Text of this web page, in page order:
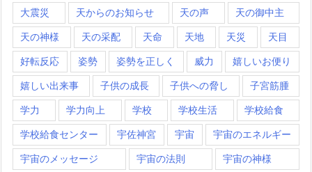
大震災 天からのお知らせ 天の声 天の御中主
天の神様 天の采配 天命 天地 天災 天目
好転反応 姿勢 姿勢を正しく 威力 嬉しいお便り
嬉しい出来事 子供の成長 子供への脅し 子宮筋腫
学力 学力向上 学校 学校生活 学校給食
学校給食センター 宇佐神宮 宇宙 宇宙のエネルギー
宇宙のメッセージ 宇宙の法則 宇宙の神様